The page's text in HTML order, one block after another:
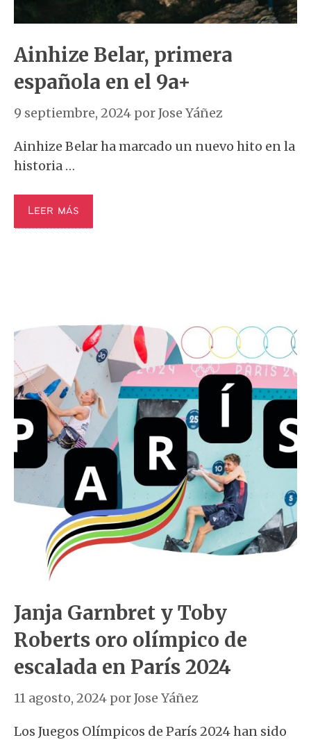
Ainhize Belar, primera
española en el 9a+
9 septiembre, 2024 porJose Yáñez
Ainhize Belar ha marcado un nuevo hito en la
historia …
Leer más
Janja Garnbret y Toby
Roberts oro olímpico de
escalada en París 2024
11 agosto, 2024 porJose Yáñez
Los Juegos Olímpicos de París 2024 han sido